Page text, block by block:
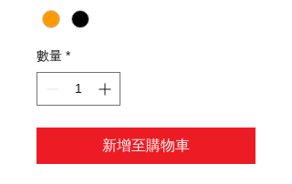
數量 *
新增至購物車